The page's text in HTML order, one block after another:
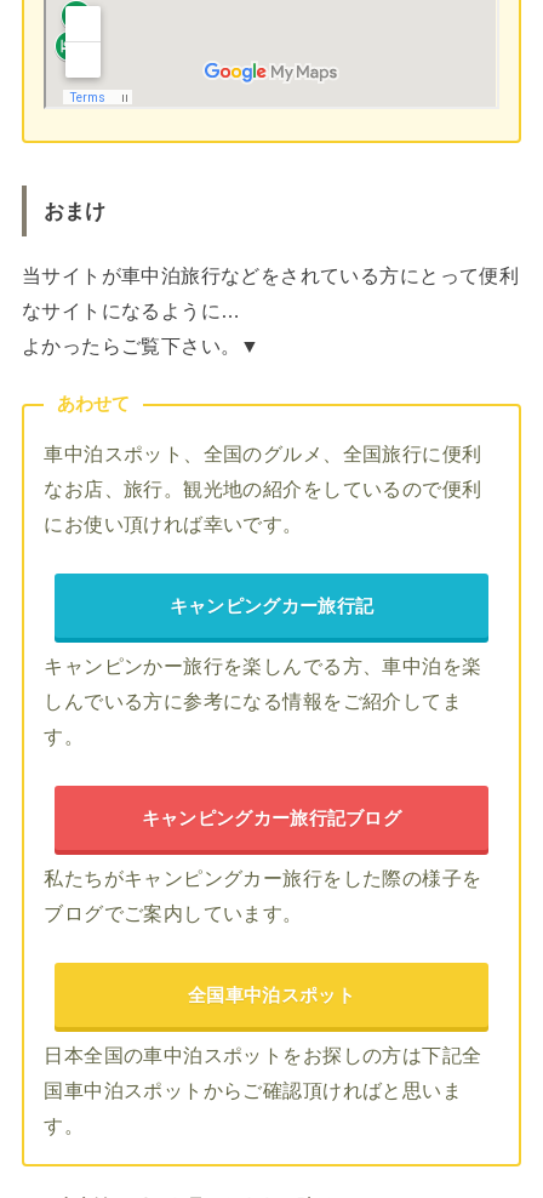
おまけ
当サイトが車中泊旅行などをされている方にとって便利
なサイトになるように…
よかったらご覧下さい。▼
あわせて
車中泊スポット、全国のグルメ、全国旅行に便利
なお店、旅行。観光地の紹介をしているので便利
にお使い頂ければ幸いです。
キャンピングカー旅行記
キャンピンかー旅行を楽しんでる方、車中泊を楽
しんでいる方に参考になる情報をご紹介してま
す。
キャンピングカー旅行記ブログ
私たちがキャンピングカー旅行をした際の様子を
ブログでご案内しています。
全国車中泊スポット
日本全国の車中泊スポットをお探しの方は下記全
国車中泊スポットからご確認頂ければと思いま
す。